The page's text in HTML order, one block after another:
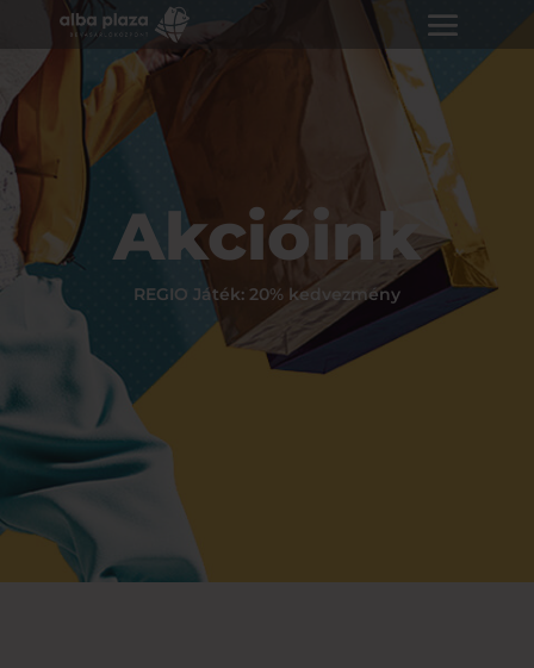
Akcióink
REGIO Játék: 20% kedvezmény